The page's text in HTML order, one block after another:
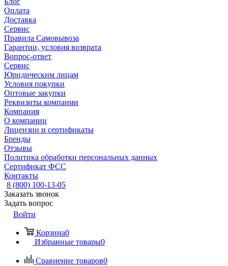
Оплата
Доставка
Сервис
Правила Самовывоза
Гарантии, условия возврата
Вопрос-ответ
Сервис
Юридическим лицам
Условия покупки
Оптовые закупки
Реквизиты компании
Компания
О компании
Лицензии и сертификаты
Бренды
Отзывы
Политика обработки персональных данных
Сертификат ФСС
Контакты
8 (800) 100-13-05
Заказать звонок
Задать вопрос
Войти
Корзина0
Избранные товары0
Сравнение товаров0